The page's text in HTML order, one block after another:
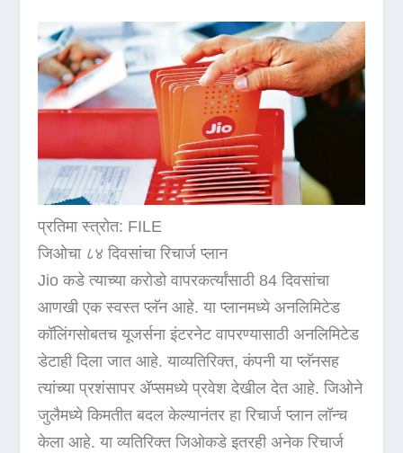
प्रतिमा स्त्रोत: FILE
जिओचा ८४ दिवसांचा रिचार्ज प्लान
Jio कडे त्याच्या करोडो वापरकर्त्यांसाठी 84 दिवसांचा
आणखी एक स्वस्त प्लॅन आहे. या प्लानमध्ये अनलिमिटेड
कॉलिंगसोबतच यूजर्सना इंटरनेट वापरण्यासाठी अनलिमिटेड
डेटाही दिला जात आहे. याव्यतिरिक्त, कंपनी या प्लॅनसह
त्यांच्या प्रशंसापर ॲप्समध्ये प्रवेश देखील देत आहे. जिओने
जुलैमध्ये किमतीत बदल केल्यानंतर हा रिचार्ज प्लान लॉन्च
केला आहे. या व्यतिरिक्त जिओकडे इतरही अनेक रिचार्ज